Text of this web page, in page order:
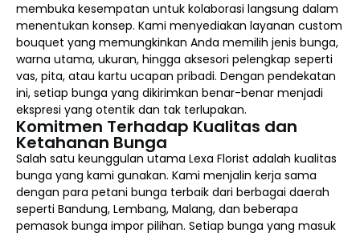
membuka kesempatan untuk kolaborasi langsung dalam
menentukan konsep. Kami menyediakan layanan custom
bouquet yang memungkinkan Anda memilih jenis bunga,
warna utama, ukuran, hingga aksesori pelengkap seperti
vas, pita, atau kartu ucapan pribadi. Dengan pendekatan
ini, setiap bunga yang dikirimkan benar-benar menjadi
ekspresi yang otentik dan tak terlupakan.
Komitmen Terhadap Kualitas dan
Ketahanan Bunga
Salah satu keunggulan utama Lexa Florist adalah kualitas
bunga yang kami gunakan. Kami menjalin kerja sama
dengan para petani bunga terbaik dari berbagai daerah
seperti Bandung, Lembang, Malang, dan beberapa
pemasok bunga impor pilihan. Setiap bunga yang masuk